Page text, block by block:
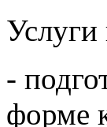
-
форме